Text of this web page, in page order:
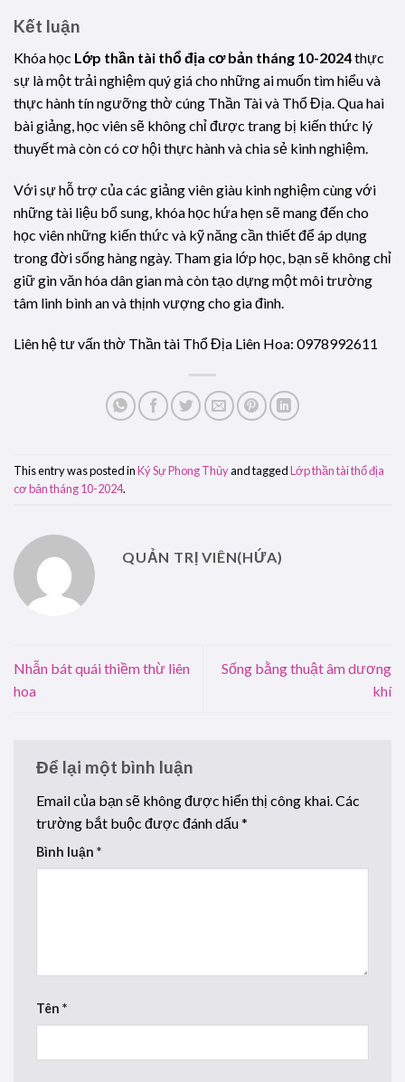
Kết luận
Khóa học Lớp thần tài thổ địa cơ bản tháng 10-2024thực
sự là một trải nghiệm quý giá cho những ai muốn tìm hiểu và
thực hành tín ngưỡng thờ cúng Thần Tài và Thổ Địa. Qua hai
bài giảng, học viên sẽ không chỉ được trang bị kiến thức lý
thuyết mà còn có cơ hội thực hành và chia sẻ kinh nghiệm.
Với sự hỗ trợ của các giảng viên giàu kinh nghiệm cùng với
những tài liệu bổ sung, khóa học hứa hẹn sẽ mang đến cho
học viên những kiến thức và kỹ năng cần thiết để áp dụng
trong đời sống hàng ngày. Tham gia lớp học, bạn sẽ không chỉ
giữ gìn văn hóa dân gian mà còn tạo dựng một môi trường
tâm linh bình an và thịnh vượng cho gia đình.
Liên hệ tư vấn thờ Thần tài Thổ Địa Liên Hoa: 0978992611
This entry was posted inKý Sự Phong Thủyand taggedLớp thần tài thổ địa
cơ bản tháng 10-2024.
QUẢN TRỊ VIÊN(HỨA)
Nhẫn bát quái thiềm thừ liên
hoa
Sống bằng thuật âm dương
khí
Để lại một bình luận
Email của bạn sẽ không được hiển thị công khai.Các
trường bắt buộc được đánh dấu*
Bình luận *
Tên *